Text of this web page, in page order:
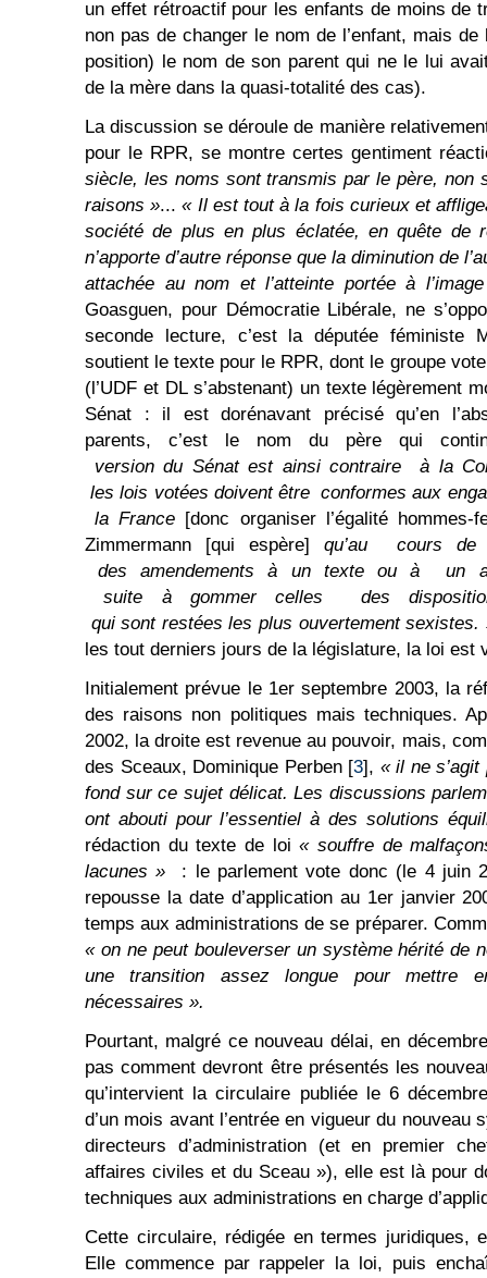
un effet rétroactif pour les enfants de moins de
non pas de changer le nom de l’enfant, mais
position) le nom de son parent qui ne le lui
de la mère dans la quasi-totalité des cas).
La discussion se déroule de manière
pour le RPR, se montre certes gentiment
siècle, les noms sont transmis par le père, non
raisons »...« Il est tout à la fois curieux et
société de plus en plus éclatée, en quête de
n’apporte d’autre réponse que la diminution de
attachée au nom et l’atteinte portée à
Goasguen, pour Démocratie Libérale, ne
seconde lecture, c’est la députée féministe
soutient le texte pour le RPR, dont le groupe
(l’UDF et DL s’abstenant) un texte légèrement
Sénat : il est dorénavant précisé qu’en
parents, c’est le nom du père qui
version du Sénat est ainsi contraire à la
les lois votées doivent être conformes aux
la France [donc organiser l’égalité hommes-
Zimmermann [qui espère] qu’au cours de
des amendements à un texte ou à un
suite à gommer celles des
qui sont restées les plus ouvertement
les tout derniers jours de la législature, la loi est
Initialement prévue le 1er septembre 2003, la
des raisons non politiques mais techniques.
2002, la droite est revenue au pouvoir, mais,
des Sceaux, Dominique Perben [3], « il ne
fond sur ce sujet délicat. Les discussions
ont abouti pour l’essentiel à des solutions
rédaction du texte de loi« souffre de
lacunes »
: le parlement vote donc (le 4 juin
repousse la date d’application au 1er janvier
temps aux administrations de se préparer.
« on ne peut bouleverser un système hérité de
une transition assez longue pour mettre
nécessaires ».
Pourtant, malgré ce nouveau délai, en
pas comment devront être présentés les
qu’intervient la circulaire publiée le 6
d’un mois avant l’entrée en vigueur du nouveau
directeurs d’administration (et en premier
affaires civiles et du Sceau »), elle est là pour
techniques aux administrations en charge
Cette circulaire, rédigée en termes juridiques,
Elle commence par rappeler la loi, puis